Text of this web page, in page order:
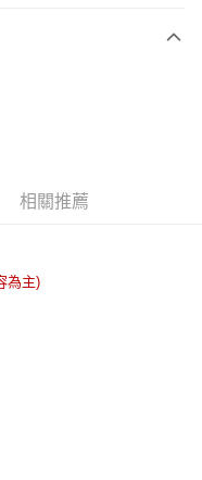
相關推薦
為主)